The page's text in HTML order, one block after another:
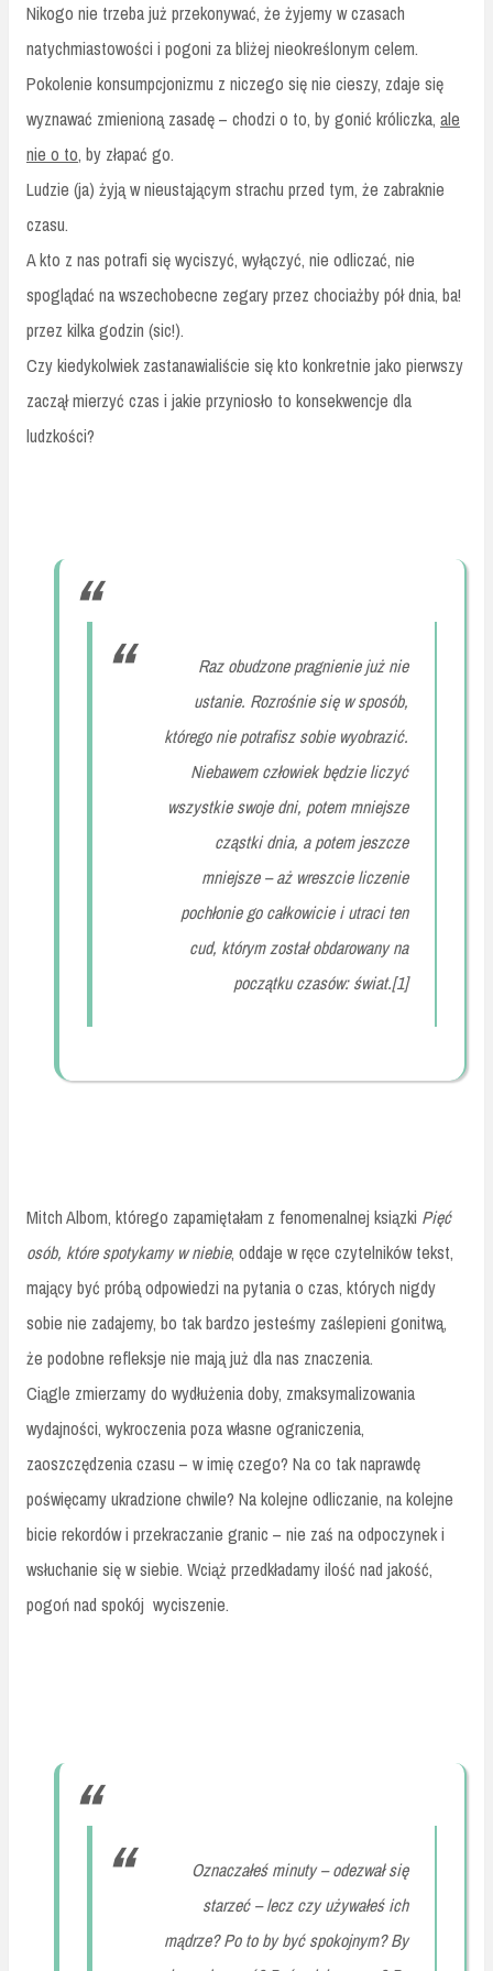
Nikogo nie trzeba już przekonywać, że żyjemy w czasach
natychmiastowości i pogoni za bliżej nieokreślonym celem.
Pokolenie konsumpcjonizmu z niczego się nie cieszy, zdaje się
wyznawać zmienioną zasadę – chodzi o to, by gonić króliczka, ale
nie o to, by złapać go.
Ludzie (ja) żyją w nieustającym strachu przed tym, że zabraknie
czasu.
A kto z nas potrafi się wyciszyć, wyłączyć, nie odliczać, nie
spoglądać na wszechobecne zegary przez chociażby pół dnia, ba!
przez kilka godzin (sic!).
Czy kiedykolwiek zastanawialiście się kto konkretnie jako pierwszy
zaczął mierzyć czas i jakie przyniosło to konsekwencje dla
ludzkości?
Raz obudzone pragnienie już nie
ustanie. Rozrośnie się w sposób,
którego nie potrafisz sobie wyobrazić.
Niebawem człowiek będzie liczyć
wszystkie swoje dni, potem mniejsze
cząstki dnia, a potem jeszcze
mniejsze – aż wreszcie liczenie
pochłonie go całkowicie i utraci ten
cud, którym został obdarowany na
początku czasów: świat.[1]
Mitch Albom, którego zapamiętałam z fenomenalnej ksiązki Pięć
osób, które spotykamy w niebie, oddaje w ręce czytelników tekst,
mający być próbą odpowiedzi na pytania o czas, których nigdy
sobie nie zadajemy, bo tak bardzo jesteśmy zaślepieni gonitwą,
że podobne refleksje nie mają już dla nas znaczenia.
Ciągle zmierzamy do wydłużenia doby, zmaksymalizowania
wydajności, wykroczenia poza własne ograniczenia,
zaoszczędzenia czasu – w imię czego? Na co tak naprawdę
poświęcamy ukradzione chwile? Na kolejne odliczanie, na kolejne
bicie rekordów i przekraczanie granic – nie zaś na odpoczynek i
wsłuchanie się w siebie. Wciąż przedkładamy ilość nad jakość,
pogoń nad spokój wyciszenie.
Oznaczałeś minuty – odezwał się
starzeć – lecz czy używałeś ich
mądrze? Po to by być spokojnym? By